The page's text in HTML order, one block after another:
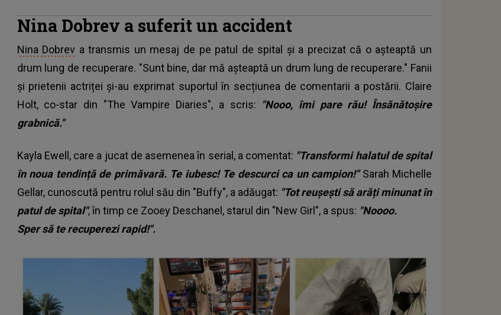
Nina Dobrev a suferit un accident
Nina Dobrev a transmis un mesaj de pe patul de spital și a precizat că o așteaptă un
drum lung de recuperare. "Sunt bine, dar mă așteaptă un drum lung de recuperare." Fanii
și prietenii actriței și-au exprimat suportul în secțiunea de comentarii a postării. Claire
Holt, co-star din "The Vampire Diaries", a scris:
"Nooo, îmi pare rău! Însănătoșire
grabnică."
Kayla Ewell, care a jucat de asemenea în serial, a comentat: "Transformi halatul de spital
în noua tendință de primăvară. Te iubesc! Te descurci ca un campion!"Sarah Michelle
Gellar, cunoscută pentru rolul său din "Buffy", a adăugat: "Tot reușești să arăți minunat în
patul de spital", în timp ce Zooey Deschanel, starul din "New Girl", a spus: "Noooo.
Sper să te recuperezi rapid!".